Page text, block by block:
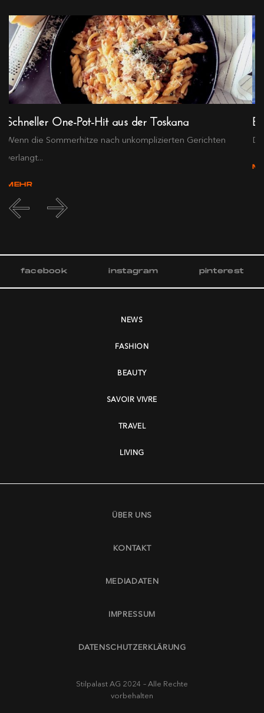
Schneller One-Pot-Hit aus der Toskana
Wenn die Sommerhitze nach unkomplizierten Gerichten
verlangt...
MEHR
facebook instagram pinterest
NEWS
FASHION
BEAUTY
SAVOIR VIVRE
TRAVEL
LIVING
ÜBER UNS
KONTAKT
MEDIADATEN
IMPRESSUM
DATENSCHUTZERKLÄRUNG
Stilpalast AG 2024 – Alle Rechte
vorbehalten